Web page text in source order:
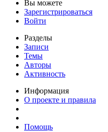
Вы можете
Зарегистрироваться
Войти
Разделы
Записи
Темы
Авторы
Активность
Информация
О проекте и правила
Помощь